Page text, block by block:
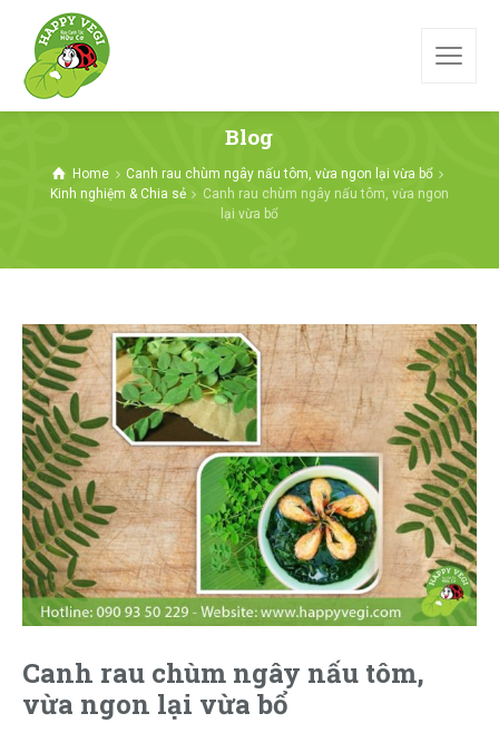
Blog
Home
Canh rau chùm ngây nấu tôm, vừa ngon lại vừa bổ
Kinh nghiệm & Chia sẻ
Canh rau chùm ngây nấu tôm, vừa ngon
lại vừa bổ
Canh rau chùm ngây nấu tôm,
vừa ngon lại vừa bổ